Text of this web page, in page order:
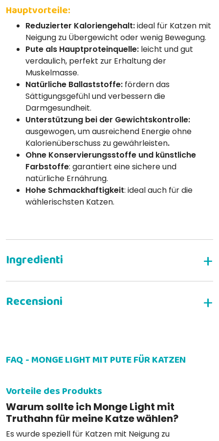
Hauptvorteile:
Reduzierter Kaloriengehalt:ideal für Katzen mit
Neigung zu Übergewicht oder wenig Bewegung.
Pute als Hauptproteinquelle: leicht und gut
verdaulich, perfekt zur Erhaltung der
Muskelmasse.
Natürliche Ballaststoffe: fördern das
Sättigungsgefühl und verbessern die
Darmgesundheit.
Unterstützung bei der Gewichtskontrolle:
ausgewogen, um ausreichend Energie ohne
Kalorienüberschuss zu gewährleisten.
Ohne Konservierungsstoffe und künstliche
Farbstoffe: garantiert eine sichere und
natürliche Ernährung.
Hohe Schmackhaftigkeit: ideal auch für die
wählerischsten Katzen.
FAQ - MONGE LIGHT MIT PUTE FÜR KATZEN
Vorteile des Produkts
Warum sollte ich Monge Light mit
Truthahn für meine Katze wählen?
Es wurde speziell für Katzen mit Neigung zu